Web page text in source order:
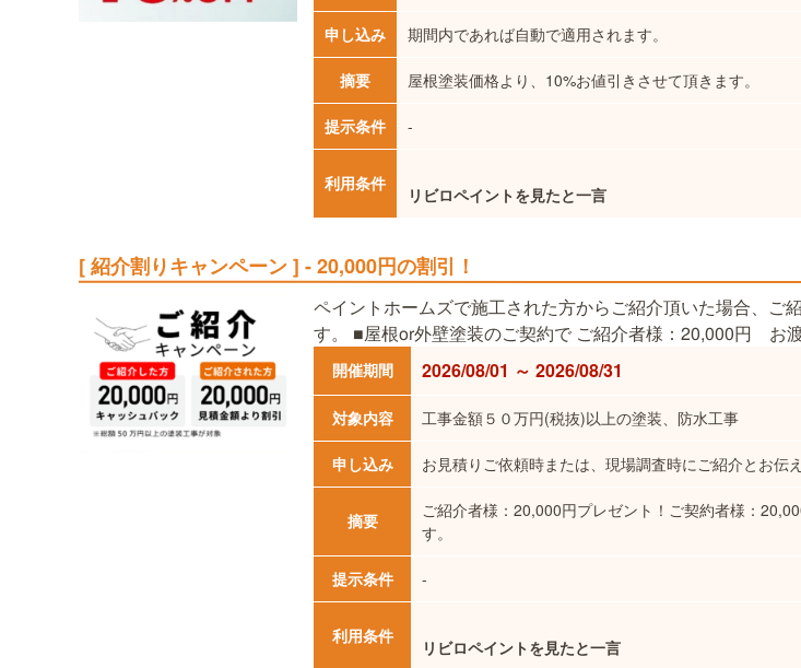
申し込み 期間内であれば自動で適用されます。
摘要 屋根塗装価格より、10%お値引きさせて頂きます。
提示条件 -
利用条件
リビロペイントを見たと一言
[ 紹介割りキャンペーン ] - 20,000円の割引！
ペイントホームズで施工された方からご紹介頂いた場合、ご
す。 ■屋根or外壁塗装のご契約で ご紹介者様：20,000円 お
開催期間 2026/08/01 ～ 2026/08/31
対象内容 工事金額５０万円(税抜)以上の塗装、防水工事
申し込み お見積りご依頼時または、現場調査時にご紹介とお伝
摘要
ご紹介者様：20,000円プレゼント！ご契約者様：
す。
提示条件 -
利用条件
リビロペイントを見たと一言